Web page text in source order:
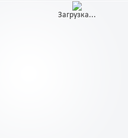
Загрузка...